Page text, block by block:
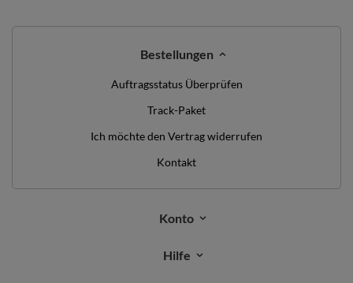
Bestellungen
Auftragsstatus Überprüfen
Track-Paket
Ich möchte den Vertrag widerrufen
Kontakt
Konto
Hilfe